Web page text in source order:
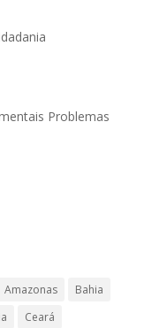
Problemas
Amazonas
Bahia
Ceará